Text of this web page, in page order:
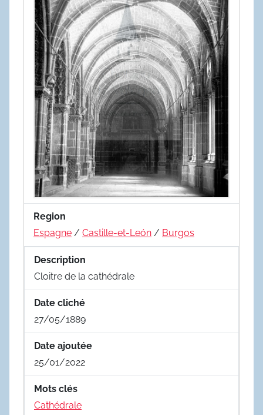
Region
Espagne / Castille-et-León / Burgos
Description
Cloitre de la cathédrale
Date cliché
27/05/1889
Date ajoutée
25/01/2022
Mots clés
Cathédrale